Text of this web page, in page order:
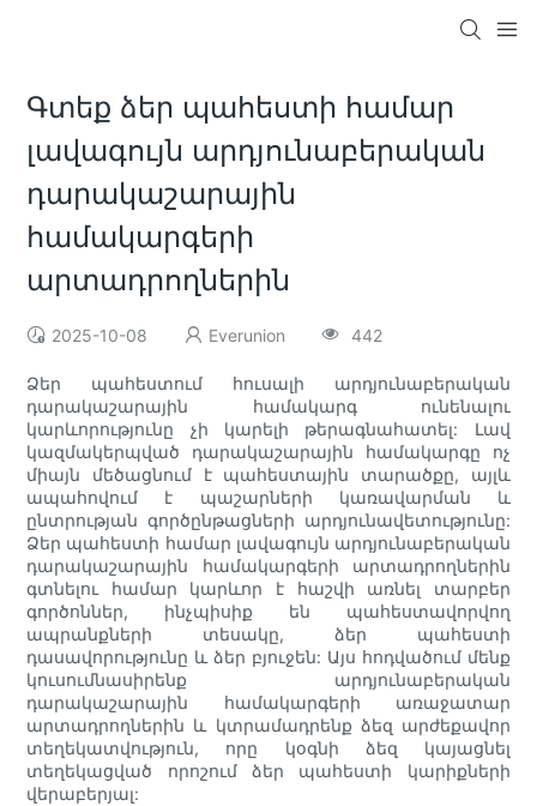
Գտեք ձեր պահեստի համար
լավագույն արդյունաբերական
դարակաշարային
համակարգերի
արտադրողներին
2025-10-08 Everunion 442
Ձեր պահեստում հուսալի արդյունաբերական
դարակաշարային համակարգ ունենալու
կարևորությունը չի կարելի թերագնահատել: Լավ
կազմակերպված դարակաշարային համակարգը ոչ
միայն մեծացնում է պահեստային տարածքը, այլև
ապահովում է պաշարների կառավարման և
ընտրության գործընթացների արդյունավետությունը:
Ձեր պահեստի համար լավագույն արդյունաբերական
դարակաշարային համակարգերի արտադրողներին
գտնելու համար կարևոր է հաշվի առնել տարբեր
գործոններ, ինչպիսիք են պահեստավորվող
ապրանքների տեսակը, ձեր պահեստի
դասավորությունը և ձեր բյուջեն: Այս հոդվածում մենք
կուսումնասիրենք արդյունաբերական
դարակաշարային համակարգերի առաջատար
արտադրողներին և կտրամադրենք ձեզ արժեքավոր
տեղեկատվություն, որը կօգնի ձեզ կայացնել
տեղեկացված որոշում ձեր պահեստի կարիքների
վերաբերյալ: